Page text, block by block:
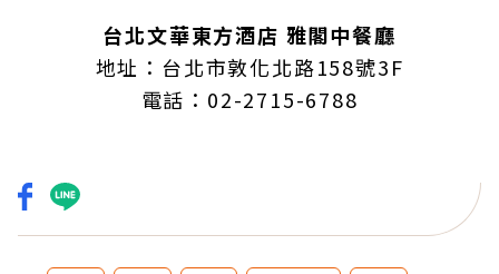
台北文華東方酒店 雅閣中餐廳
地址：台北市敦化北路158號3F
電話：02-2715-6788